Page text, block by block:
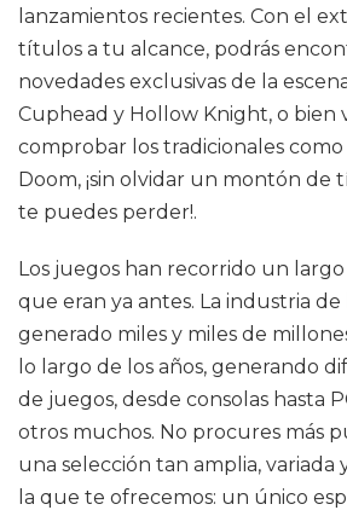
lanzamientos recientes. Con el
títulos a tu alcance, podrás
novedades exclusivas de la
Cuphead y Hollow Knight, o bien
comprobar los tradicionales como
Doom, ¡sin olvidar un montón de
te puedes perder!.
Los juegos han recorrido un
que eran ya antes. La industria
generado miles y miles de
lo largo de los años, generando
de juegos, desde consolas hasta
otros muchos. No procures más
una selección tan amplia, variada
la que te ofrecemos: un único